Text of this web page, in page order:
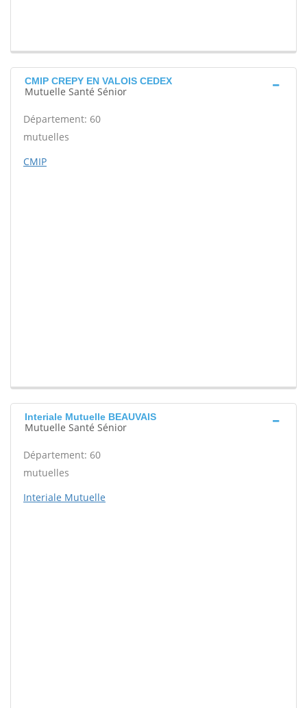
CMIP CREPY EN VALOIS CEDEX
Mutuelle Santé Sénior
Département: 60
mutuelles
CMIP
Interiale Mutuelle BEAUVAIS
Mutuelle Santé Sénior
Département: 60
mutuelles
Interiale Mutuelle